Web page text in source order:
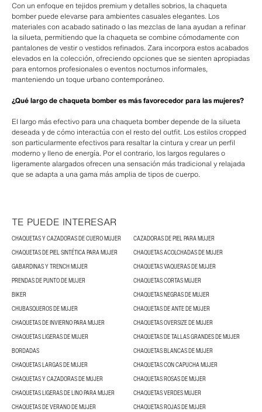
Con un enfoque en tejidos premium y detalles sobrios, la chaqueta
bomber puede elevarse para ambientes casuales elegantes. Los
materiales con acabado satinado o las mezclas de lana ayudan a refinar
la silueta, permitiendo que la chaqueta se combine cómodamente con
pantalones de vestir o vestidos refinados. Zara incorpora estos acabados
elevados en la colección, ofreciendo opciones que se sienten apropiadas
para entornos profesionales o eventos nocturnos informales,
manteniendo un toque urbano contemporáneo.
¿Qué largo de chaqueta bomber es más favorecedor para las mujeres?
El largo más efectivo para una chaqueta bomber depende de la silueta
deseada y de cómo interactúa con el resto del outfit. Los estilos cropped
son particularmente efectivos para resaltar la cintura y crear un perfil
moderno y lleno de energía. Por el contrario, los largos regulares o
ligeramente alargados ofrecen una sensación más tradicional y relajada
que se adapta a una gama más amplia de tipos de cuerpo.
TE PUEDE INTERESAR
CHAQUETAS Y CAZADORAS DE CUERO MUJER
CAZADORAS DE PIEL PARA MUJER
CHAQUETAS DE PIEL SINTÉTICA PARA MUJER
CHAQUETAS ACOLCHADAS DE MUJER
GABARDINAS Y TRENCH MUJER
CHAQUETAS VAQUERAS DE MUJER
PRENDAS DE PUNTO DE MUJER
CHAQUETAS CORTAS MUJER
BIKER
CHAQUETAS NEGRAS DE MUJER
CHUBASQUEROS DE MUJER
CHAQUETAS DE ANTE DE MUJER
CHAQUETAS DE INVIERNO PARA MUJER
CHAQUETAS OVERSIZE DE MUJER
CHAQUETAS LIGERAS DE MUJER
CHAQUETAS DE TALLAS GRANDES DE MUJER
BORDADAS
CHAQUETAS BLANCAS DE MUJER
CHAQUETAS LARGAS DE MUJER
CHAQUETAS CON CAPUCHA MUJER
CHAQUETAS Y CAZADORAS DE MUJER
CHAQUETAS ROSAS DE MUJER
CHAQUETAS LIGERAS DE LINO PARA MUJER
CHAQUETAS VERDES MUJER
CHAQUETAS DE VERANO DE MUJER
CHAQUETAS ROJAS DE MUJER